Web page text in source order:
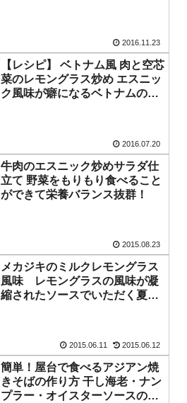
2016.11.23
【レシピ】 ベトナム風 肉と空芯
菜のレモングラス炒め エスニッ
ク風味が癖になるベトナムの家
2016.07.20
牛肉のエスニック炒めサラダ仕
立て 野菜をもりもり食べること
ができて栄養バランス抜群！
2015.08.23
メカジキのミルクレモングラス
風味 レモングラスの風味が凝
縮されたソースでいただく夏ら
2015.06.11 2015.06.12
簡単！屋台で食べるアジアン焼
きそばの作り方 干し海老・ナン
プラー・オイスターソースの旨